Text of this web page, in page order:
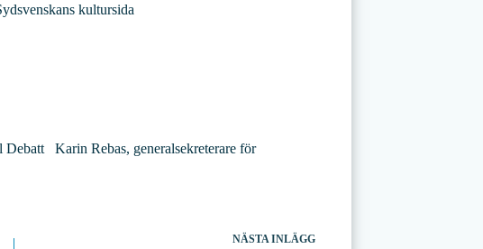
kultursida
Karin Rebas, generalsekreterare för
NÄSTA INLÄGG